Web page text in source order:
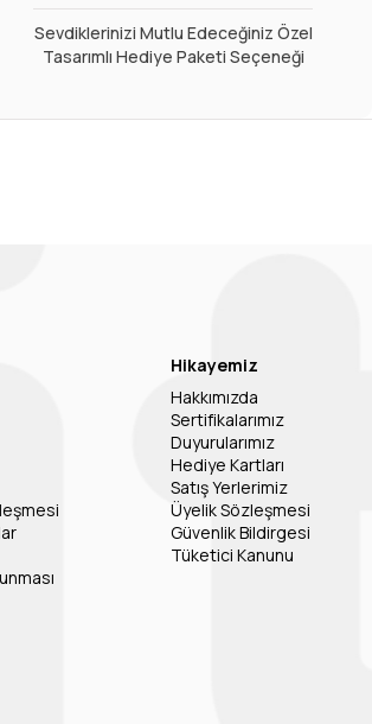
Sevdiklerinizi Mutlu Edeceğiniz Özel
Tasarımlı Hediye Paketi Seçeneği
Hikayemiz
Hakkımızda
Sertifikalarımız
Duyurularımız
Hediye Kartları
Satış Yerlerimiz
Üyelik Sözleşmesi
Güvenlik Bildirgesi
Tüketici Kanunu